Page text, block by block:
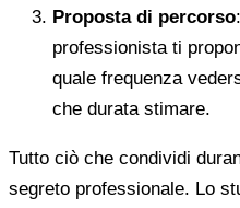
Proposta di percorso
professionista ti
quale frequenza
che durata stimare.
Tutto ciò che condividi
segreto professionale. Lo